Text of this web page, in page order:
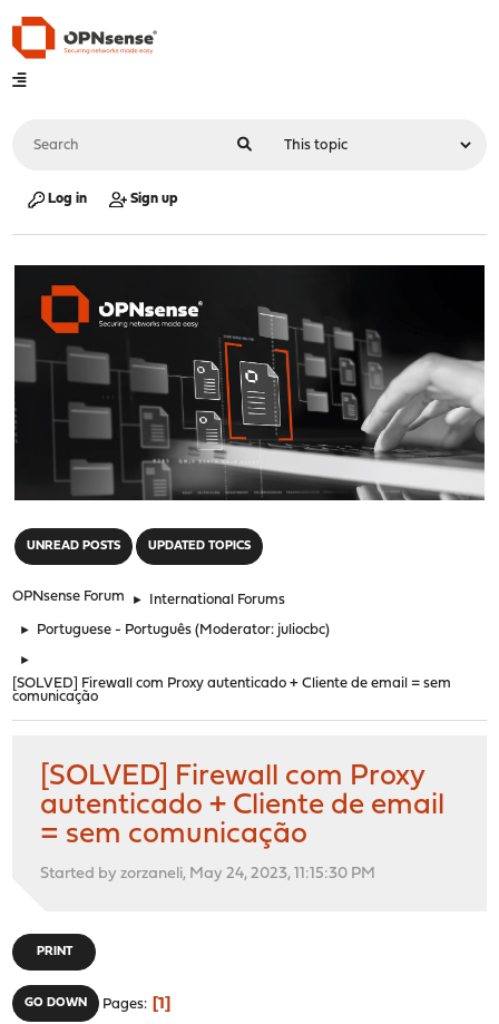
Log in Sign up
UNREAD POSTS UPDATED TOPICS
OPNsense Forum ► International Forums
► Portuguese - Português (Moderator: juliocbc)
►
[SOLVED] Firewall com Proxy autenticado + Cliente de email = sem
comunicação
[SOLVED] Firewall com Proxy
autenticado + Cliente de email
= sem comunicação
Started by zorzaneli, May 24, 2023, 11:15:30 PM
PRINT
GO DOWN Pages 1